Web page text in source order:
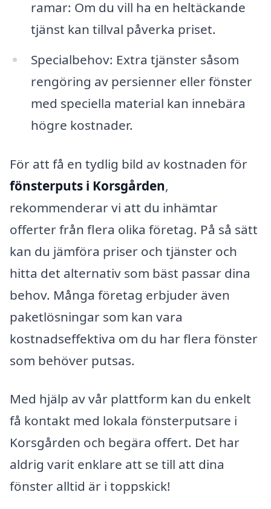
ramar: Om du vill ha en heltäckande
tjänst kan tillval påverka priset.
Specialbehov: Extra tjänster såsom
rengöring av persienner eller fönster
med speciella material kan innebära
högre kostnader.
För att få en tydlig bild av kostnaden för
fönsterputs i Korsgården,
rekommenderar vi att du inhämtar
offerter från flera olika företag. På så sätt
kan du jämföra priser och tjänster och
hitta det alternativ som bäst passar dina
behov. Många företag erbjuder även
paketlösningar som kan vara
kostnadseffektiva om du har flera fönster
som behöver putsas.
Med hjälp av vår plattform kan du enkelt
få kontakt med lokala fönsterputsare i
Korsgården och begära offert. Det har
aldrig varit enklare att se till att dina
fönster alltid är i toppskick!